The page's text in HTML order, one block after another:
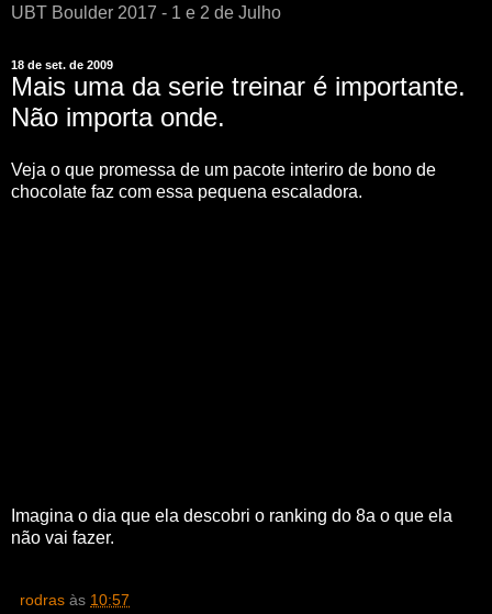
UBT Boulder 2017 - 1 e 2 de Julho
18 de set. de 2009
Mais uma da serie treinar é importante.
Não importa onde.
Veja o que promessa de um pacote interiro de bono de
chocolate faz com essa pequena escaladora.
Imagina o dia que ela descobri o ranking do 8a o que ela
não vai fazer.
rodras às 10:57